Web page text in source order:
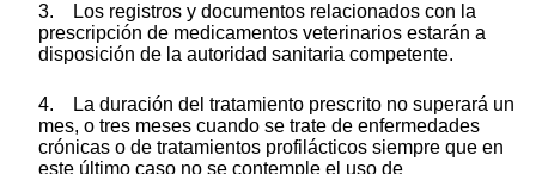
3. Los registros y documentos relacionados con la
prescripción de medicamentos veterinarios estarán a
disposición de la autoridad sanitaria competente.
4. La duración del tratamiento prescrito no superará un
mes, o tres meses cuando se trate de enfermedades
crónicas o de tratamientos profilácticos siempre que en
este último caso no se contemple el uso de